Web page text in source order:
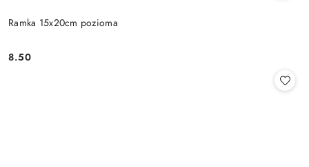
Ramka 15x20cm pozioma
Cena:
8.50